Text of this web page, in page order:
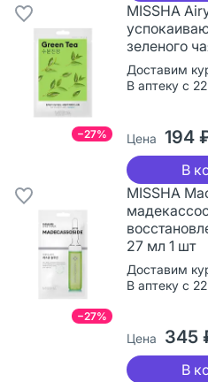
−27%
MISSHA
зеленого
Доставим
В аптеку с
Цена 194
В
−27%
MISSHA
27 мл 1 шт
Доставим
В аптеку с
Цена 345
В